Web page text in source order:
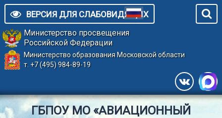
ВЕРСИЯ ДЛЯ СЛАБОВИДЯЩИХ
Министерство просвещения
Российской Федерации
Министерство образования Московской области
т. +7 (495) 984-89-19
ГБПОУ МО «АВИАЦИОННЫЙ